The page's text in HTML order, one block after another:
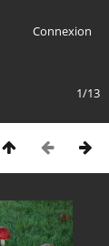
Connexion
1/13